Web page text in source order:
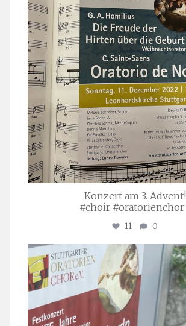
Konzert am 3. Advent!
#choir #oratorienchor
11 0
stuttgarter_oratorienchor
Juli 23